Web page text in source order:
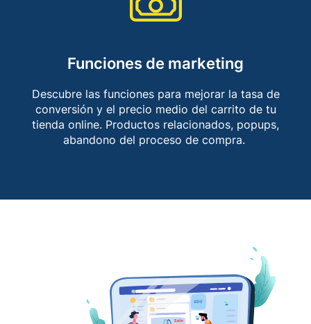
Funciones de marketing​
Descubre las funciones para mejorar la tasa de
conversión y el precio medio del carrito de tu
tienda online. Productos relacionados, popups,
abandono del proceso de compra. ​